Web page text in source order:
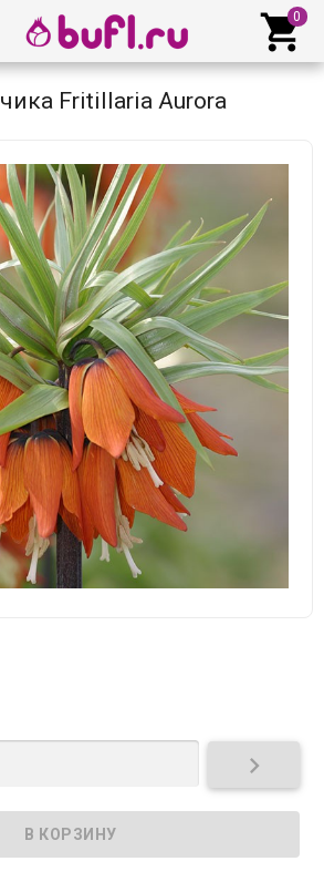

Fritillaria Aurora
